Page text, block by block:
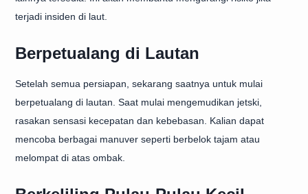
terjadi insiden di laut.
Berpetualang di Lautan
Setelah semua persiapan, sekarang saatnya untuk mulai
berpetualang di lautan. Saat mulai mengemudikan jetski,
rasakan sensasi kecepatan dan kebebasan. Kalian dapat
mencoba berbagai manuver seperti berbelok tajam atau
melompat di atas ombak.